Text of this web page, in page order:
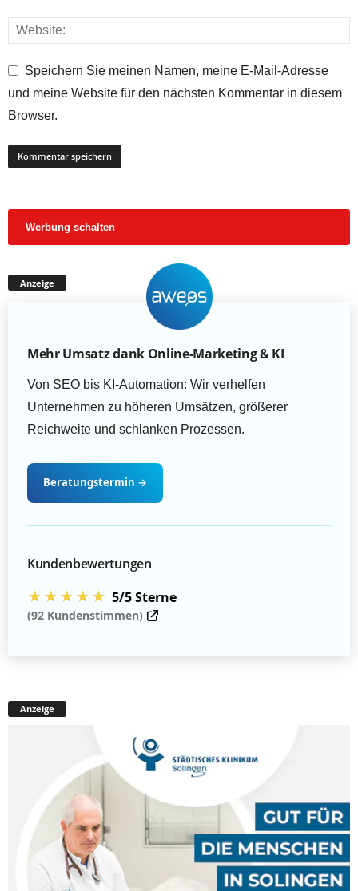
Speichern Sie meinen Namen, meine E-Mail-Adresse
und meine Website für den nächsten Kommentar in diesem
Browser.
Werbung schalten
Anzeige
Mehr Umsatz dank Online-Marketing & KI
Von SEO bis KI-Automation: Wir verhelfen
Unternehmen zu höheren Umsätzen, größerer
Reichweite und schlanken Prozessen.
Beratungstermin →
Kundenbewertungen
★★★★★ 5/5 Sterne
(92 Kundenstimmen)
Anzeige